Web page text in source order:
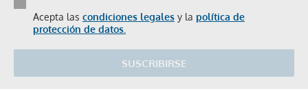
Acepta las condiciones legales y la política de
protección de datos.
SUSCRIBIRSE